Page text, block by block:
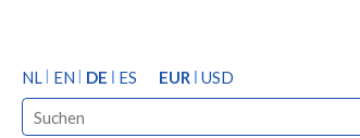
NL EN DE ES EUR USD